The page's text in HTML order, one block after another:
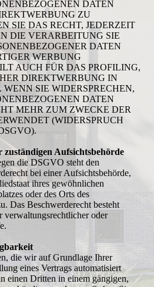
DATEN
ZU
SIE DAS RECHT, JEDERZEIT
DIE VERARBEITUNG SIE
DATEN
WERBUNG
AUCH FÜR DAS PROFILING,
DIREKTWERBUNG IN
SIE WIDERSPRECHEN,
DATEN
MEHR ZUM ZWECKE DER
(WIDERSPRUCH
zuständigen Aufsichtsbehörde
die DSGVO steht den
bei einer Aufsichtsbehörde,
ihres gewöhnlichen
oder des Orts des
Das Beschwerderecht besteht
verwaltungsrechtlicher oder
die wir auf Grundlage Ihrer
eines Vertrags automatisiert
einen Dritten in einem gängigen,